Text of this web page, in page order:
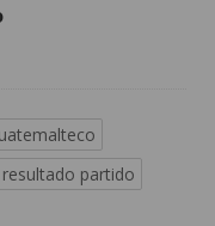
resultado partido